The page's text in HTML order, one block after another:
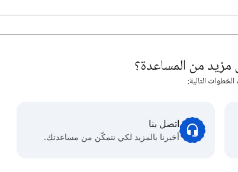
من المساعدة؟
التالية:
اتصل بنا
أخبرنا بالمزيد لكي نتمكّن من مساعدتك.